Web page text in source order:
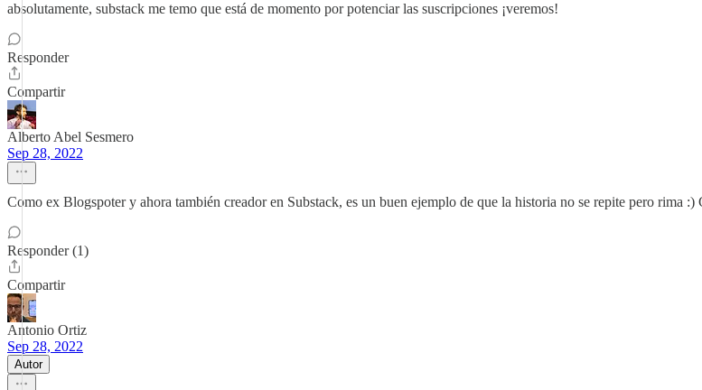
absolutamente, substack me temo que está de momento por potenciar las suscripciones ¡veremos!
Responder
Compartir
Alberto Abel Sesmero
Sep 28, 2022
Como ex Blogspoter y ahora también creador en Substack, es un buen ejemplo de que la historia no se repite pero rima
Responder (1)
Compartir
Antonio Ortiz
Sep 28, 2022
Autor